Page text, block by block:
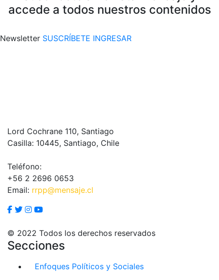
accede a todos nuestros contenidos
Newsletter SUSCRÍBETE INGRESAR
Lord Cochrane 110, Santiago
Casilla: 10445, Santiago, Chile
Teléfono:
+56 2 2696 0653
Email: rrpp@mensaje.cl
© 2022 Todos los derechos reservados
Secciones
Enfoques Políticos y Sociales